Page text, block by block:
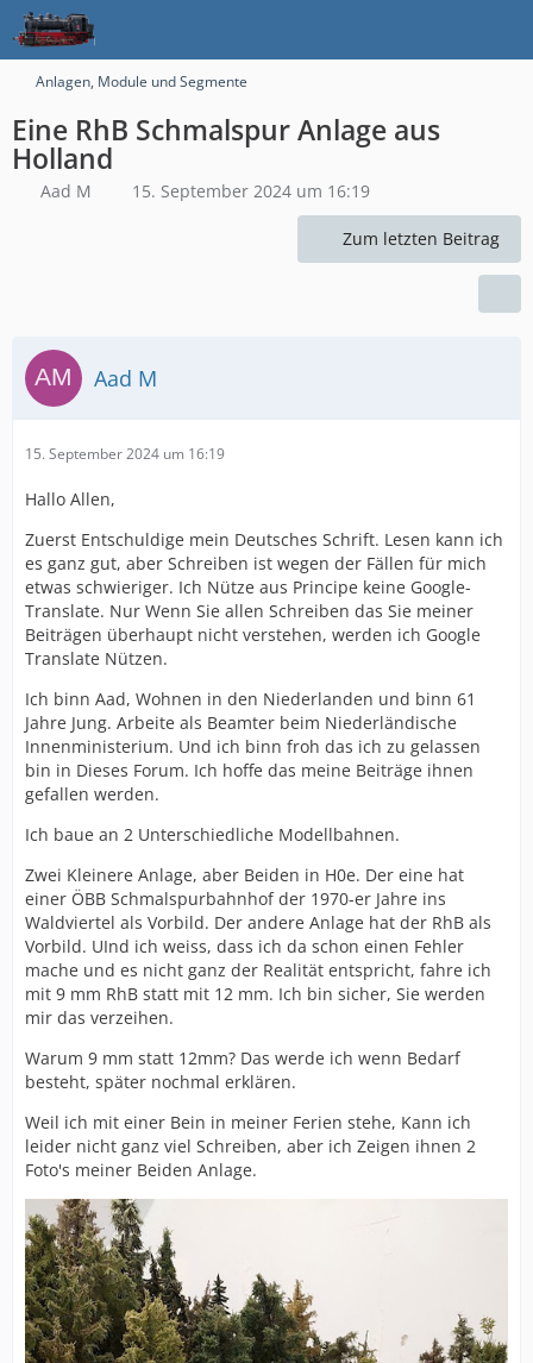
Anlagen, Module und Segmente
Eine RhB Schmalspur Anlage aus
Holland
Aad M 15. September 2024 um 16:19
Zum letzten Beitrag
Aad M
15. September 2024 um 16:19
Hallo Allen,
Zuerst Entschuldige mein Deutsches Schrift. Lesen kann ich
es ganz gut, aber Schreiben ist wegen der Fällen für mich
etwas schwieriger. Ich Nütze aus Principe keine Google-
Translate. Nur Wenn Sie allen Schreiben das Sie meiner
Beiträgen überhaupt nicht verstehen, werden ich Google
Translate Nützen.
Ich binn Aad, Wohnen in den Niederlanden und binn 61
Jahre Jung. Arbeite als Beamter beim Niederländische
Innenministerium. Und ich binn froh das ich zu gelassen
bin in Dieses Forum. Ich hoffe das meine Beiträge ihnen
gefallen werden.
Ich baue an 2 Unterschiedliche Modellbahnen.
Zwei Kleinere Anlage, aber Beiden in H0e. Der eine hat
einer ÖBB Schmalspurbahnhof der 1970-er Jahre ins
Waldviertel als Vorbild. Der andere Anlage hat der RhB als
Vorbild. UInd ich weiss, dass ich da schon einen Fehler
mache und es nicht ganz der Realität entspricht, fahre ich
mit 9 mm RhB statt mit 12 mm. Ich bin sicher, Sie werden
mir das verzeihen.
Warum 9 mm statt 12mm? Das werde ich wenn Bedarf
besteht, später nochmal erklären.
Weil ich mit einer Bein in meiner Ferien stehe, Kann ich
leider nicht ganz viel Schreiben, aber ich Zeigen ihnen 2
Foto's meiner Beiden Anlage.